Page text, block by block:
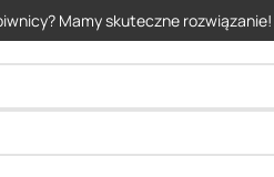
Mamy skuteczne rozwiązanie!